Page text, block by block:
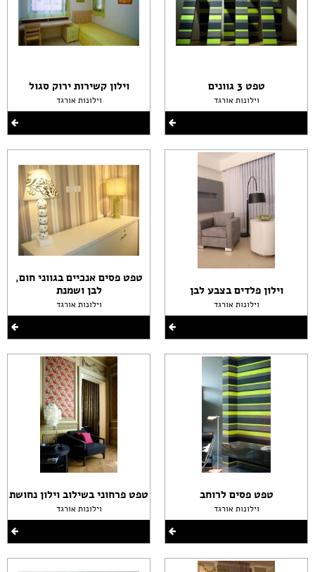
טפט 3 גוונים
וילונות אורגד
וילון פלדים בצבע לבן
וילונות אורגד
טפט פסים לרוחב
וילונות אורגד
וילון קשירות ירוק סגול
וילונות אורגד
טפט פסים אנכיים בגווני חום,
לבן ושמנת
וילונות אורגד
טפט פרחוני בשילוב וילון נחושת
וילונות אורגד